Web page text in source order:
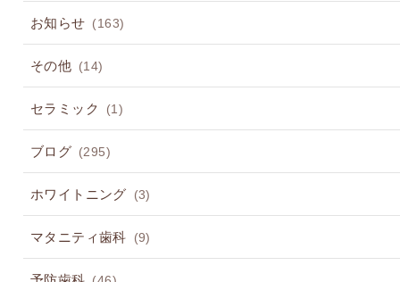
お知らせ (163)
その他 (14)
セラミック (1)
ブログ (295)
ホワイトニング (3)
マタニティ歯科 (9)